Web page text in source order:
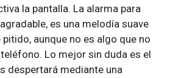
la pantalla. La alarma para
es una melodía suave
aunque no es algo que no
Lo mejor sin duda es el
despertará mediante una